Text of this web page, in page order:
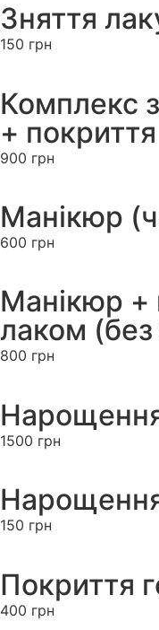
Зняття
150 грн
Комплекс
+
900 грн
Манікюр
600 грн
Манікюр +
лаком (без
800 грн
Нарощення
1500 грн
Нарощення
150 грн
Покриття
400 грн